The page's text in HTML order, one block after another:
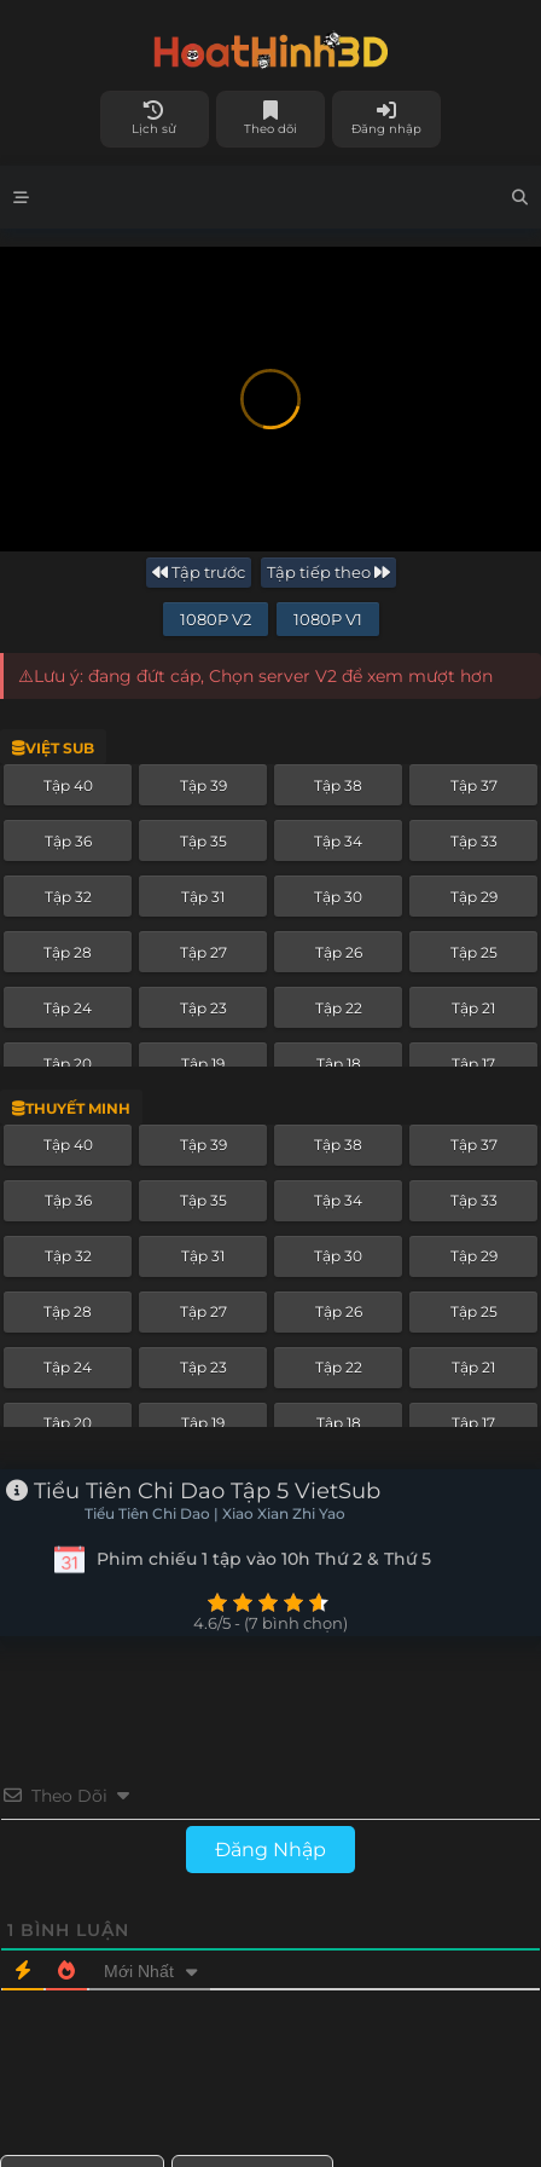
Lịch sử Theo dõi Đăng nhập
Tập trước Tập tiếp theo
1080P V2 1080P V1
⚠️Lưu ý: đang đứt cáp, Chọn server V2 để xem mượt hơn
VIỆT SUB
Tập 40 Tập 39 Tập 38 Tập 37
Tập 36 Tập 35 Tập 34 Tập 33
Tập 32 Tập 31 Tập 30 Tập 29
Tập 28 Tập 27 Tập 26 Tập 25
Tập 24 Tập 23 Tập 22 Tập 21
Tập 20 Tập 19 Tập 18 Tập 17
Tập 16
THUYẾT MINH
Tập 40 Tập 39 Tập 38 Tập 37
Tập 36 Tập 35 Tập 34 Tập 33
Tập 32 Tập 31 Tập 30 Tập 29
Tập 28 Tập 27 Tập 26 Tập 25
Tập 24 Tập 23 Tập 22 Tập 21
Tập 20 Tập 19 Tập 18 Tập 17
Tập 16 Tập 15 Tập 14
Tập 7 Tập 6
Tiểu Tiên Chi Dao Tập 5 VietSub
Tiểu Tiên Chi Dao | Xiao Xian Zhi Yao
Phim chiếu 1 tập vào 10h Thứ 2 & Thứ 5
4.6/5 - (7 bình chọn)
Theo Dõi
Đăng Nhập
1 BÌNH LUẬN
Mới Nhất